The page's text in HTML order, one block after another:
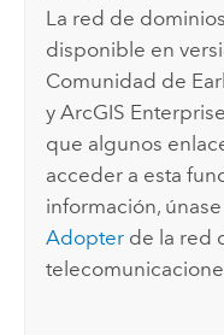
La red de
disponible en
Comunidad de
yArcGIS Enterprise
que algunos
acceder a esta
información, únase
Adopter de la red